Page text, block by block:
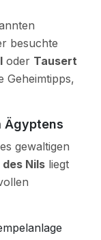
besuchte
oder Tausert
Geheimtipps,
Ägyptens
gewaltigen
Nils liegt